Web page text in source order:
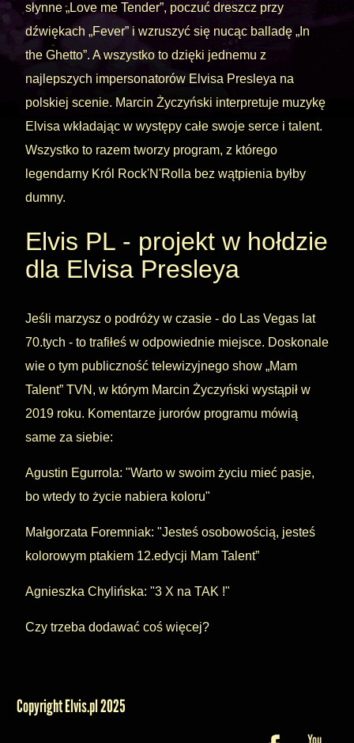
słynne „Love me Tender”, poczuć dreszcz przy
dźwiękach „Fever” i wzruszyć się nucąc balladę „In
the Ghetto”. A wszystko to dzięki jednemu z
najlepszych impersonatorów Elvisa Presleya na
polskiej scenie. Marcin Życzyński interpretuje muzykę
Elvisa wkładając w występy całe swoje serce i talent.
Wszystko to razem tworzy program, z którego
legendarny Król Rock'N'Rolla bez wątpienia byłby
dumny.
Elvis PL - projekt w hołdzie
dla Elvisa Presleya
Jeśli marzysz o podróży w czasie - do Las Vegas lat
70.tych - to trafiłeś w odpowiednie miejsce. Doskonale
wie o tym publiczność telewizyjnego show „Mam
Talent” TVN, w którym Marcin Życzyński wystąpił w
2019 roku. Komentarze jurorów programu mówią
same za siebie:
Agustin Egurrola: "Warto w swoim życiu mieć pasje,
bo wtedy to życie nabiera koloru"
Małgorzata Foremniak: "Jesteś osobowością, jesteś
kolorowym ptakiem 12.edycji Mam Talent”
Agnieszka Chylińska: "3 X na TAK !"
Czy trzeba dodawać coś więcej?
Copyright Elvis.pl 2025